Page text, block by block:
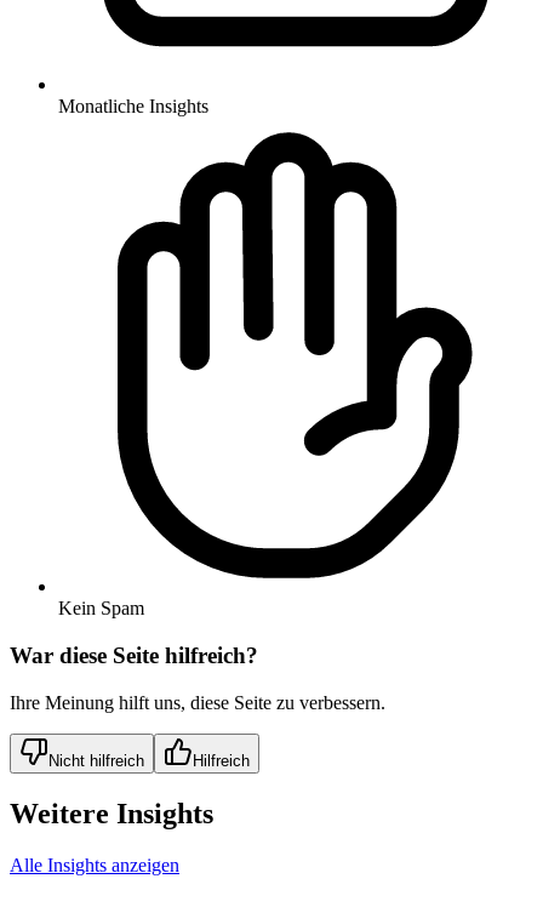
Monatliche Insights
Kein Spam
War diese Seite hilfreich?
Ihre Meinung hilft uns, diese Seite zu verbessern.
Nicht hilfreich Hilfreich
Weitere Insights
Alle Insights anzeigen